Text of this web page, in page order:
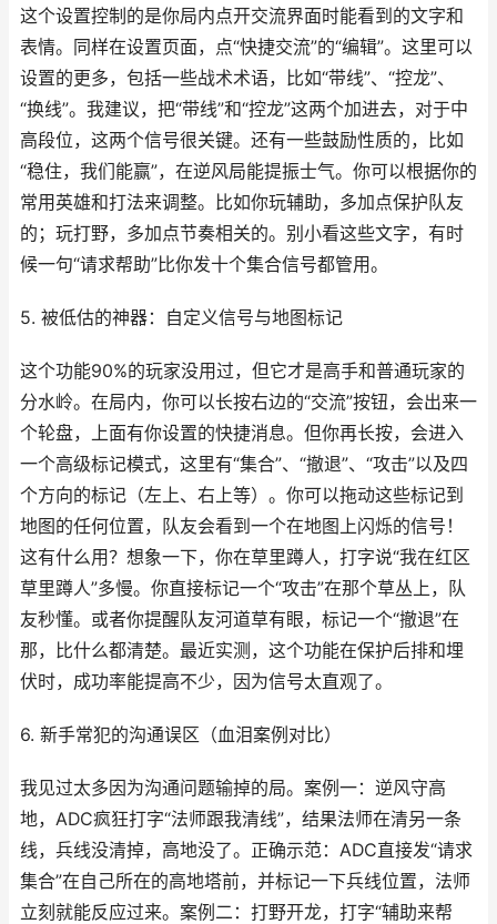
这个设置控制的是你局内点开交流界面时能看到的文字和
表情。同样在设置页面，点“快捷交流”的“编辑”。这里可以
设置的更多，包括一些战术术语，比如“带线”、“控龙”、
“换线”。我建议，把“带线”和“控龙”这两个加进去，对于中
高段位，这两个信号很关键。还有一些鼓励性质的，比如
“稳住，我们能赢”，在逆风局能提振士气。你可以根据你的
常用英雄和打法来调整。比如你玩辅助，多加点保护队友
的；玩打野，多加点节奏相关的。别小看这些文字，有时
候一句“请求帮助”比你发十个集合信号都管用。
5. 被低估的神器：自定义信号与地图标记
这个功能90%的玩家没用过，但它才是高手和普通玩家的
分水岭。在局内，你可以长按右边的“交流”按钮，会出来一
个轮盘，上面有你设置的快捷消息。但你再长按，会进入
一个高级标记模式，这里有“集合”、“撤退”、“攻击”以及四
个方向的标记（左上、右上等）。你可以拖动这些标记到
地图的任何位置，队友会看到一个在地图上闪烁的信号！
这有什么用？想象一下，你在草里蹲人，打字说“我在红区
草里蹲人”多慢。你直接标记一个“攻击”在那个草丛上，队
友秒懂。或者你提醒队友河道草有眼，标记一个“撤退”在
那，比什么都清楚。最近实测，这个功能在保护后排和埋
伏时，成功率能提高不少，因为信号太直观了。
6. 新手常犯的沟通误区（血泪案例对比）
我见过太多因为沟通问题输掉的局。案例一：逆风守高
地，ADC疯狂打字“法师跟我清线”，结果法师在清另一条
线，兵线没清掉，高地没了。正确示范：ADC直接发“请求
集合”在自己所在的高地塔前，并标记一下兵线位置，法师
立刻就能反应过来。案例二：打野开龙，打字“辅助来帮